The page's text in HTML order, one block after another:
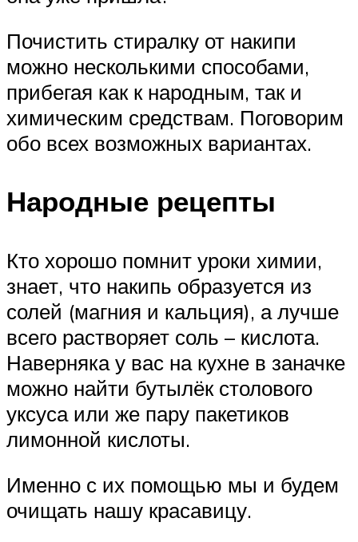
Почистить стиралку от накипи
можно несколькими способами,
прибегая как к народным, так и
химическим средствам. Поговорим
обо всех возможных вариантах.
Народные рецепты
Кто хорошо помнит уроки химии,
знает, что накипь образуется из
солей (магния и кальция), а лучше
всего растворяет соль – кислота.
Наверняка у вас на кухне в заначке
можно найти бутылёк столового
уксуса или же пару пакетиков
лимонной кислоты.
Именно с их помощью мы и будем
очищать нашу красавицу.